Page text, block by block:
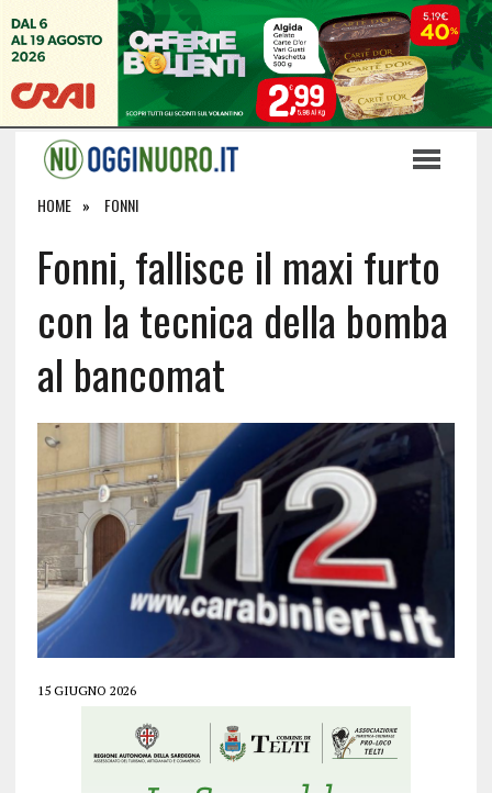
HOME FONNI
Fonni, fallisce il maxi furto
con la tecnica della bomba
al bancomat
15 GIUGNO 2026